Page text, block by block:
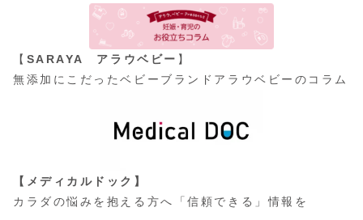
【 SARAYA アラウベビー 】
無添加にこだったベビーブランドアラウベビーのコラム
【メディカルドック】
カラダの悩みを抱える方へ「信頼できる」情報を